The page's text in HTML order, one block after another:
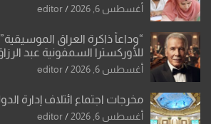
أو مادتين
أغسطس 6, 2026 editor
“وداعاً ذاكرة العراق
للأوركسترا السمفونية عبد
أغسطس 6, 2026 editor
مخرجات اجتماع ائتلاف إدارة
أغسطس 6, 2026 editor